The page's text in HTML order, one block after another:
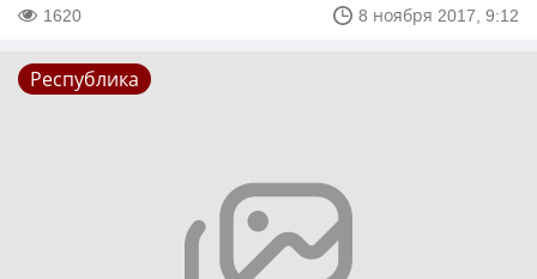
1620 8 ноября 2017, 9:12
Республика